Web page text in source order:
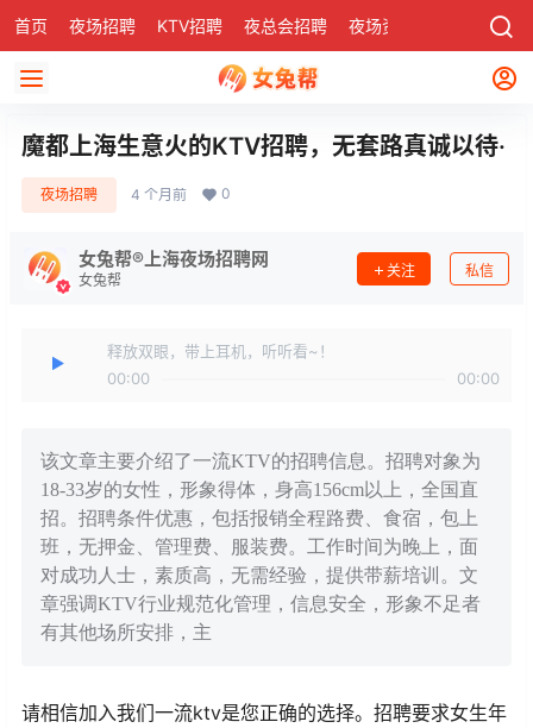
首页 夜场招聘 KTV招聘 夜总会招聘 夜场资讯 社区
魔都上海生意火的KTV招聘，无套路真诚以待·
夜场招聘 4 个月前 0
女兔帮®上海夜场招聘网
女兔帮
关注 私信
释放双眼，带上耳机，听听看~！
00:00
00:00
该文章主要介绍了一流KTV的招聘信息。招聘对象为
18-33岁的女性，形象得体，身高156cm以上，全国直
招。招聘条件优惠，包括报销全程路费、食宿，包上
班，无押金、管理费、服装费。工作时间为晚上，面
对成功人士，素质高，无需经验，提供带薪培训。文
章强调KTV行业规范化管理，信息安全，形象不足者
有其他场所安排，主
请相信加入我们一流ktv是您正确的选择。招聘要求女生年